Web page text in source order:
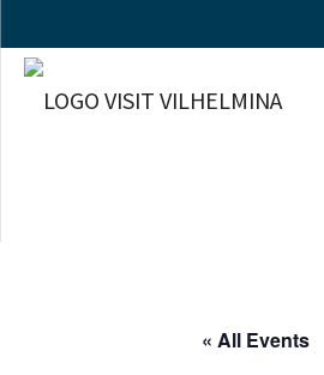
« All Events